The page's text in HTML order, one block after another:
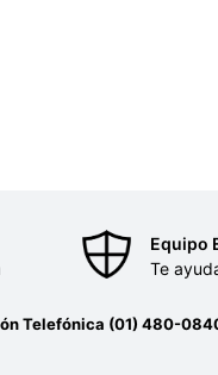
Equipo
Te
Telefónica (01) 480-